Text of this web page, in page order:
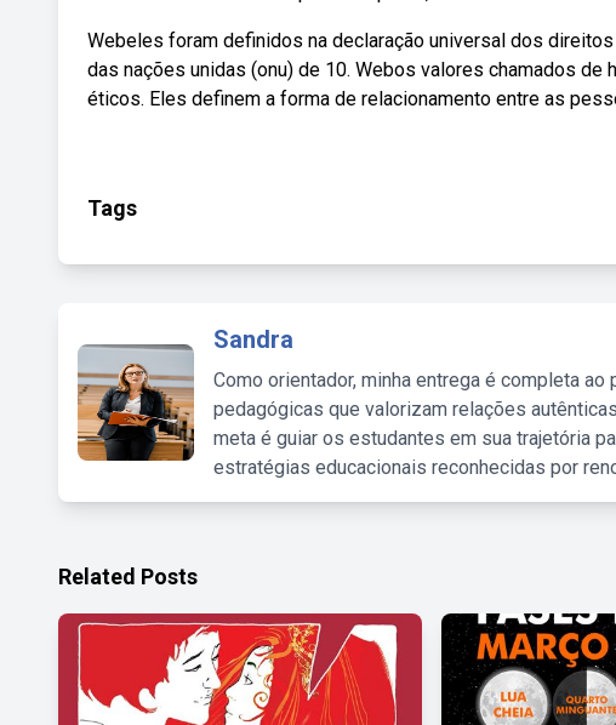
Webeles foram definidos na declaração universal dos
das nações unidas (onu) de 10. Webos valores chamados
éticos. Eles definem a forma de relacionamento entre as
Tags
Sandra
Como orientador, minha entrega é completa
pedagógicas que valorizam relações
meta é guiar os estudantes em sua trajetória
estratégias educacionais reconhecidas por
Related Posts